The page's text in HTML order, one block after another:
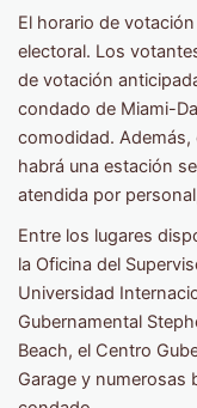
El horario de
electoral. Los
de votación
condado de Miami-
comodidad.
habrá una estación
atendida por
Entre los lugares
la Oficina del
Universidad
Gubernamental
Beach, el Centro
Garage y numerosas